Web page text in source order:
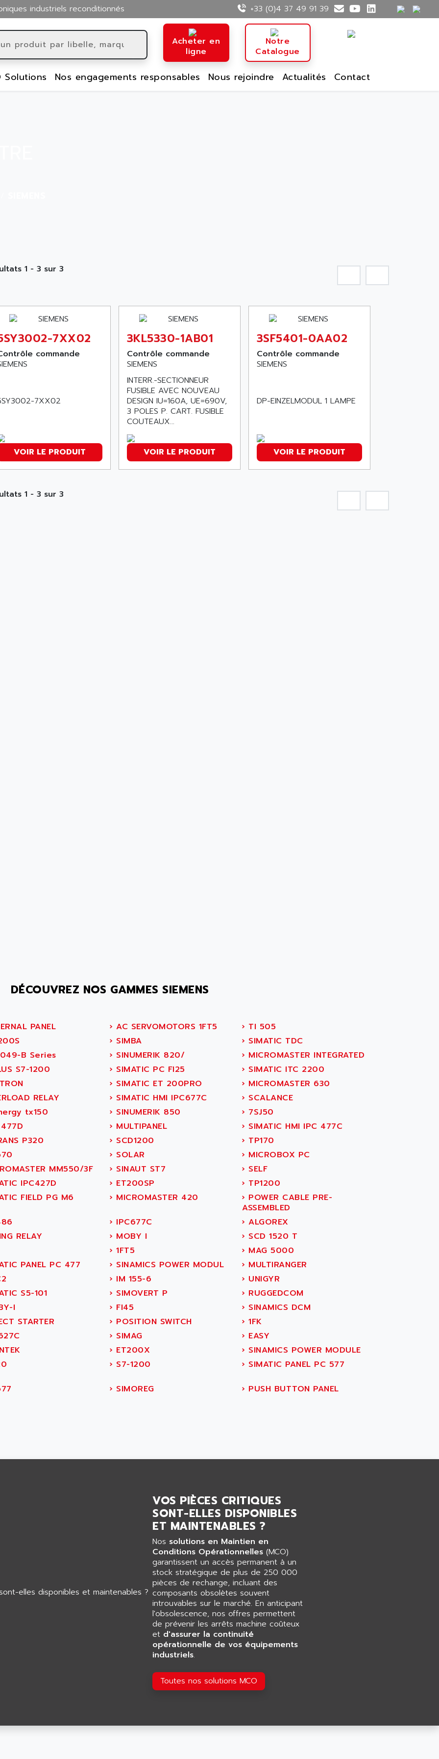
industriels reconditionnés +33 (0)4 37 49 91 39
Acheter en
ligne
Notre
Catalogue
Solutions Nos engagements responsables Nous rejoindre Actualités Contact
1 - 3 sur 3
7XX02
commande
7XX02
VOIR LE PRODUIT
3KL5330-1AB01
Contrôle commande
SIEMENS
INTERR.-SECTIONNEUR
FUSIBLE AVEC NOUVEAU
DESIGN IU=160A, UE=690V,
3 POLES P. CART. FUSIBLE
COUTEAUX...
VOIR LE PRODUIT
3SF5401-0AA02
Contrôle commande
SIEMENS
DP-EINZELMODUL 1 LAMPE
VOIR LE PRODUIT
1 - 3 sur 3
DÉCOUVREZ NOS GAMMES SIEMENS
PANEL › AC SERVOMOTORS 1FT5 › TI 505
› SIMBA › SIMATIC TDC
B Series › SINUMERIK 820/ › MICROMASTER INTEGRATED
S7-1200 › SIMATIC PC FI25 › SIMATIC ITC 2200
› SIMATIC ET 200PRO › MICROMASTER 630
RELAY › SIMATIC HMI IPC677C › SCALANCE
tx150 › SINUMERIK 850 › 7SJ50
› MULTIPANEL › SIMATIC HMI IPC 477C
P320 › SCD1200 › TP170
› SOLAR › MICROBOX PC
MM550/3F › SINAUT ST7 › SELF
IPC427D › ET200SP › TP1200
FIELD PG M6 › MICROMASTER 420 › POWER CABLE PRE-
ASSEMBLED
› IPC677C › ALGOREX
RELAY › MOBY I › SCD 1520 T
› 1FT5 › MAG 5000
PANEL PC 477 › SINAMICS POWER MODUL › MULTIRANGER
› IM 155-6 › UNIGYR
S5-101 › SIMOVERT P › RUGGEDCOM
I › FI45 › SINAMICS DCM
STARTER › POSITION SWITCH › 1FK
› SIMAG › EASY
› ET200X › SINAMICS POWER MODULE
› S7-1200 › SIMATIC PANEL PC 577
› SIMOREG › PUSH BUTTON PANEL
VOS PIÈCES CRITIQUES
SONT-ELLES DISPONIBLES
ET MAINTENABLES ?
Nos solutions en Maintien en
Conditions Opérationnelles (MCO)
garantissent un accès permanent à un
stock stratégique de plus de 250 000
pièces de rechange, incluant des
composants obsolètes souvent
introuvables sur le marché. En anticipant
l'obsolescence, nos offres permettent
de prévenir les arrêts machine coûteux
et d'assurer la continuité
opérationnelle de vos équipements
industriels.
Toutes nos solutions MCO